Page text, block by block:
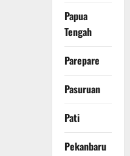
Papua
Tengah
Parepare
Pasuruan
Pati
Pekanbaru